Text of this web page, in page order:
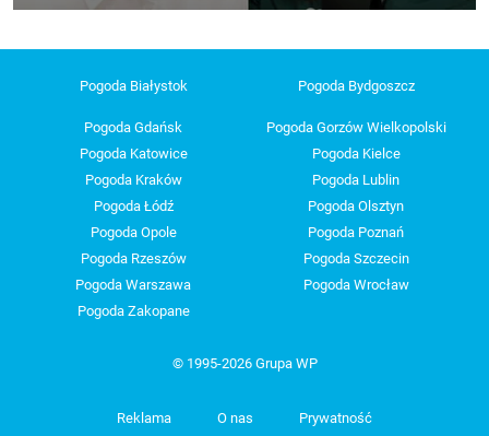
Pogoda Białystok Pogoda Bydgoszcz
Pogoda Gdańsk
Pogoda Gorzów Wielkopolski
Pogoda Katowice
Pogoda Kielce
Pogoda Kraków
Pogoda Lublin
Pogoda Łódź
Pogoda Olsztyn
Pogoda Opole
Pogoda Poznań
Pogoda Rzeszów
Pogoda Szczecin
Pogoda Warszawa
Pogoda Wrocław
Pogoda Zakopane
© 1995-2026 Grupa WP
Reklama O nas Prywatność